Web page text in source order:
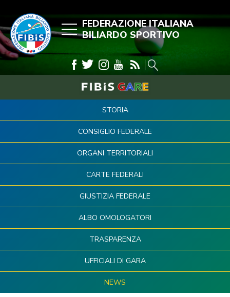
FEDERAZIONE ITALIANA
BILIARDO SPORTIVO
STORIA
CONSIGLIO FEDERALE
ORGANI TERRITORIALI
CARTE FEDERALI
GIUSTIZIA FEDERALE
ALBO OMOLOGATORI
TRASPARENZA
UFFICIALI DI GARA
NEWS